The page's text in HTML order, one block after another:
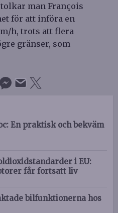
man François
för att införa en
h, trots att flera
gränser, som
En praktisk och bekväm
i EU:
får fortsatt liv
bilfunktionerna hos